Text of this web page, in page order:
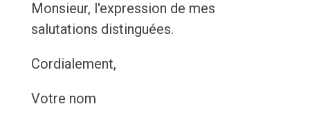
Monsieur, l'expression de mes
salutations distinguées.
Cordialement,
Votre nom